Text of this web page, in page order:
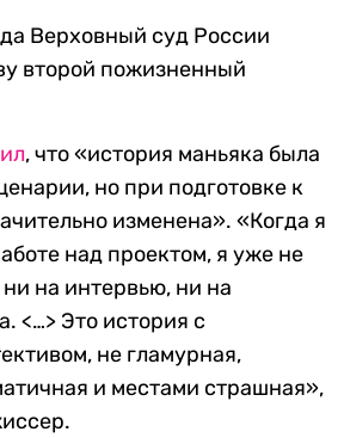
Верховный суд России
второй пожизненный
, что «история маньяка была
но при подготовке к
изменена». «Когда я
над проектом, я уже не
на интервью, ни на
<…> Это история с
не гламурная,
и местами страшная»,